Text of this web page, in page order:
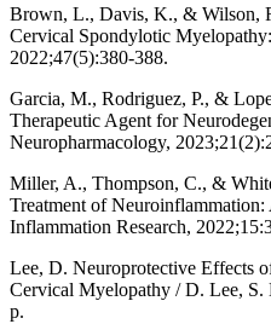
Brown, L., Davis, K., & Wilson,
Cervical Spondylotic
2022;47(5):380-388.
Garcia, M., Rodriguez, P., &
Therapeutic Agent for
Neuropharmacology,
Miller, A., Thompson, C., &
Treatment of
Inflammation Research,
Lee, D. Neuroprotective Effects
Cervical Myelopathy / D. Lee,
p.